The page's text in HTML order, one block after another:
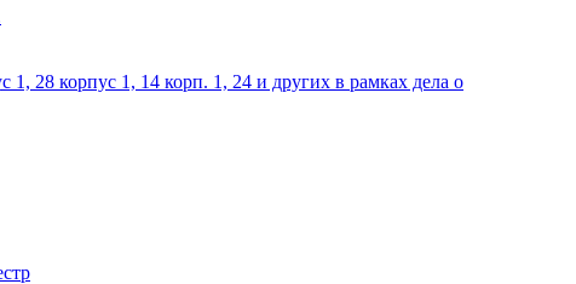
28 корпус 1, 14 корп. 1, 24 и других в рамках дела о